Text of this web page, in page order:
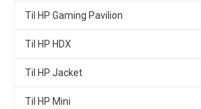
Til HP Gaming Pavilion
Til HP HDX
Til HP Jacket
Til HP Mini